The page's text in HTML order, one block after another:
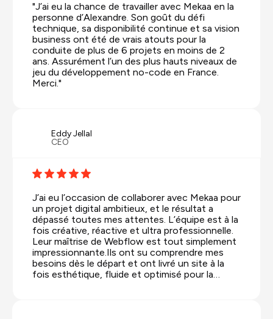
"J’ai eu la chance de travailler avec Mekaa en la
personne d’Alexandre. Son goût du défi
technique, sa disponibilité continue et sa vision
business ont été de vrais atouts pour la
conduite de plus de 6 projets en moins de 2
ans. Assurément l’un des plus hauts niveaux de
jeu du développement no-code en France.
Merci."
Eddy Jellal
CEO
J’ai eu l’occasion de collaborer avec Mekaa pour
un projet digital ambitieux, et le résultat a
dépassé toutes mes attentes. L’équipe est à la
fois créative, réactive et ultra professionnelle.
Leur maîtrise de Webflow est tout simplement
impressionnante.Ils ont su comprendre mes
besoins dès le départ et ont livré un site à la
fois esthétique, fluide et optimisé pour la